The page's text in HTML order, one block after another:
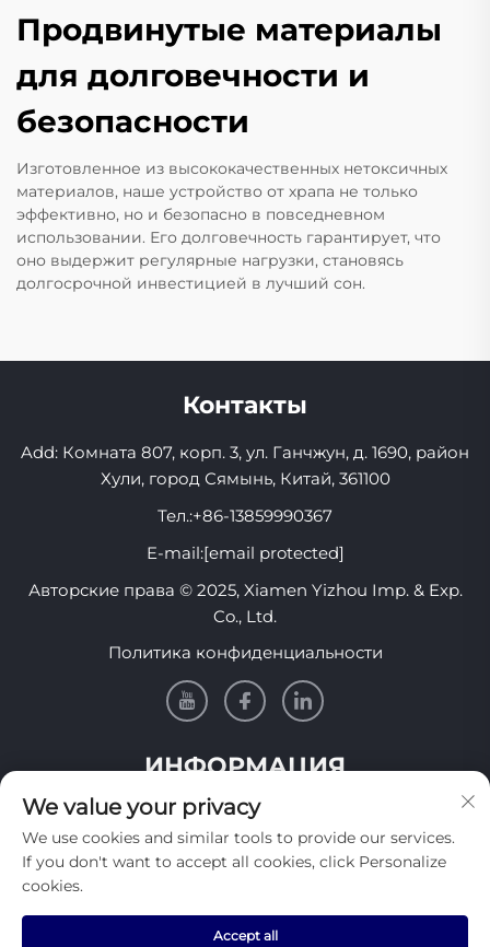
Продвинутые материалы
для долговечности и
безопасности
Изготовленное из высококачественных нетоксичных
материалов, наше устройство от храпа не только
эффективно, но и безопасно в повседневном
использовании. Его долговечность гарантирует, что
оно выдержит регулярные нагрузки, становясь
долгосрочной инвестицией в лучший сон.
Контакты
Add: Комната 807, корп. 3, ул. Ганчжун, д. 1690, район
Хули, город Сямынь, Китай, 361100
Тел.:+86-13859990367
E-mail:[email protected]
Авторские права © 2025, Xiamen Yizhou Imp. & Exp.
Co., Ltd.
Политика конфиденциальности
ИНФОРМАЦИЯ
Подпишитесь, чтобы получать нашу еженедельную
рассылку
We value your privacy
We use cookies and similar tools to provide our services.
If you don't want to accept all cookies, click Personalize
cookies.
Accept all